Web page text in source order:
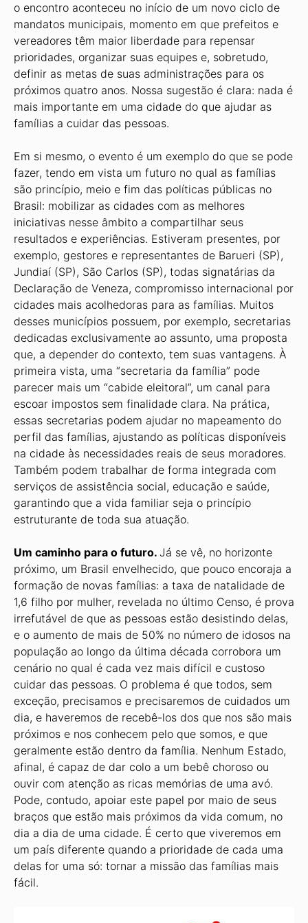
o encontro aconteceu no início de um novo ciclo de
mandatos municipais, momento em que prefeitos e
vereadores têm maior liberdade para repensar
prioridades, organizar suas equipes e, sobretudo,
definir as metas de suas administrações para os
próximos quatro anos. Nossa sugestão é clara: nada é
mais importante em uma cidade do que ajudar as
famílias a cuidar das pessoas.
Em si mesmo, o evento é um exemplo do que se pode
fazer, tendo em vista um futuro no qual as famílias
são princípio, meio e fim das políticas públicas no
Brasil: mobilizar as cidades com as melhores
iniciativas nesse âmbito a compartilhar seus
resultados e experiências. Estiveram presentes, por
exemplo, gestores e representantes de Barueri (SP),
Jundiaí (SP), São Carlos (SP), todas signatárias da
Declaração de Veneza, compromisso internacional por
cidades mais acolhedoras para as famílias. Muitos
desses municípios possuem, por exemplo, secretarias
dedicadas exclusivamente ao assunto, uma proposta
que, a depender do contexto, tem suas vantagens. À
primeira vista, uma “secretaria da família” pode
parecer mais um “cabide eleitoral”, um canal para
escoar impostos sem finalidade clara. Na prática,
essas secretarias podem ajudar no mapeamento do
perfil das famílias, ajustando as políticas disponíveis
na cidade às necessidades reais de seus moradores.
Também podem trabalhar de forma integrada com
serviços de assistência social, educação e saúde,
garantindo que a vida familiar seja o princípio
estruturante de toda sua atuação.
Um caminho para o futuro. Já se vê, no horizonte
próximo, um Brasil envelhecido, que pouco encoraja a
formação de novas famílias: a taxa de natalidade de
1,6 filho por mulher, revelada no último Censo, é prova
irrefutável de que as pessoas estão desistindo delas,
e o aumento de mais de 50% no número de idosos na
população ao longo da última década corrobora um
cenário no qual é cada vez mais difícil e custoso
cuidar das pessoas. O problema é que todos, sem
exceção, precisamos e precisaremos de cuidados um
dia, e haveremos de recebê-los dos que nos são mais
próximos e nos conhecem pelo que somos, e que
geralmente estão dentro da família. Nenhum Estado,
afinal, é capaz de dar colo a um bebê choroso ou
ouvir com atenção as ricas memórias de uma avó.
Pode, contudo, apoiar este papel por maio de seus
braços que estão mais próximos da vida comum, no
dia a dia de uma cidade. É certo que viveremos em
um país diferente quando a prioridade de cada uma
delas for uma só: tornar a missão das famílias mais
fácil.